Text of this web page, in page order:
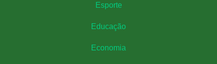
Esporte
Educação
Economia